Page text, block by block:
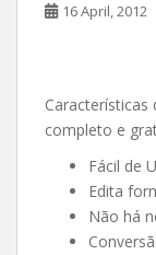
16 April, 2012
Características
completo e
Fácil de
Edita
Não há